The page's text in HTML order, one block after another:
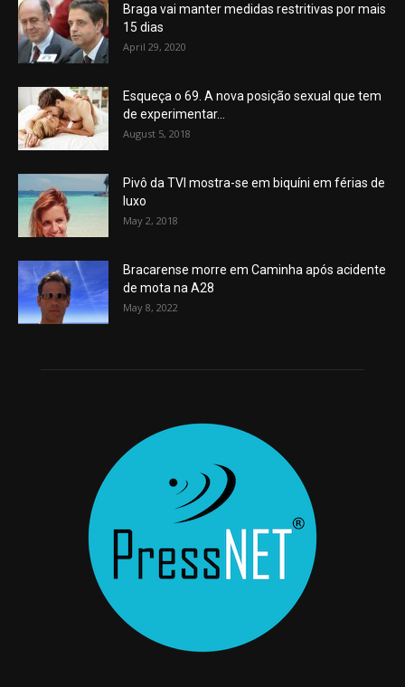
Braga vai manter medidas restritivas por mais
15 dias
April 29, 2020
Esqueça o 69. A nova posição sexual que tem
de experimentar...
August 5, 2018
Pivô da TVI mostra-se em biquíni em férias de
luxo
May 2, 2018
Bracarense morre em Caminha após acidente
de mota na A28
May 8, 2022